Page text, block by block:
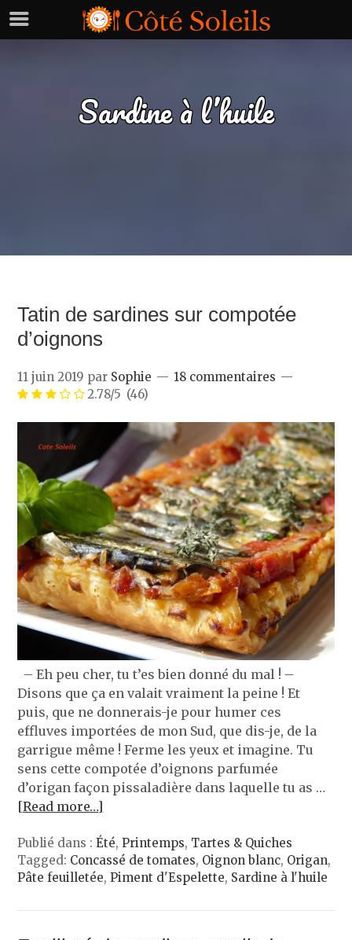
Sardine à l’huile
Tatin de sardines sur compotée
d’oignons
11 juin 2019 par Sophie
18 commentaires
2.78/5 (46)
– Eh peu cher, tu t’es bien donné du mal ! –
Disons que ça en valait vraiment la peine ! Et
puis, que ne donnerais-je pour humer ces
effluves importées de mon Sud, que dis-je, de la
garrigue même ! Ferme les yeux et imagine. Tu
sens cette compotée d’oignons parfumée
d’origan façon pissaladière dans laquelle tu as …
[Read more…]
Publié dans :Été,Printemps, Tartes & Quiches
Tagged: Concassé de tomates, Oignon blanc, Origan,
Pâte feuilletée,Piment d'Espelette, Sardine à l'huile